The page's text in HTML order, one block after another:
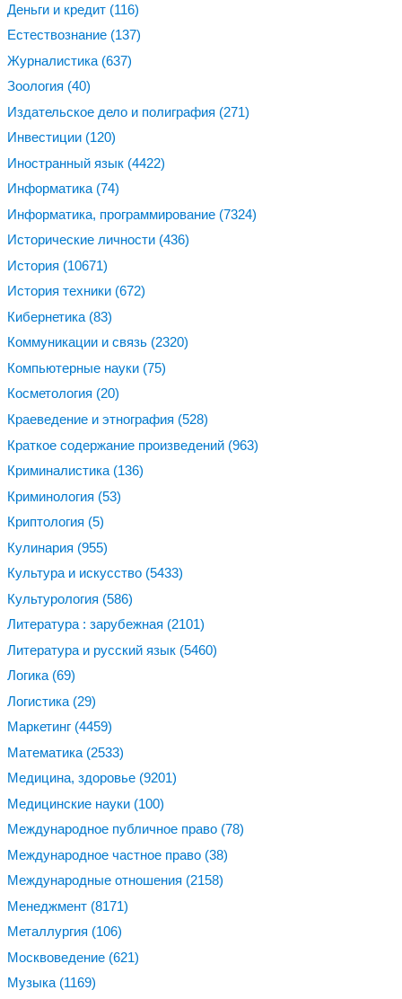
Деньги и кредит (116)
Естествознание (137)
Журналистика (637)
Зоология (40)
Издательское дело и полиграфия (271)
Инвестиции (120)
Иностранный язык (4422)
Информатика (74)
Информатика, программирование (7324)
Исторические личности (436)
История (10671)
История техники (672)
Кибернетика (83)
Коммуникации и связь (2320)
Компьютерные науки (75)
Косметология (20)
Краеведение и этнография (528)
Краткое содержание произведений (963)
Криминалистика (136)
Криминология (53)
Криптология (5)
Кулинария (955)
Культура и искусство (5433)
Культурология (586)
Литература : зарубежная (2101)
Литература и русский язык (5460)
Логика (69)
Логистика (29)
Маркетинг (4459)
Математика (2533)
Медицина, здоровье (9201)
Медицинские науки (100)
Международное публичное право (78)
Международное частное право (38)
Международные отношения (2158)
Менеджмент (8171)
Металлургия (106)
Москвоведение (621)
Музыка (1169)